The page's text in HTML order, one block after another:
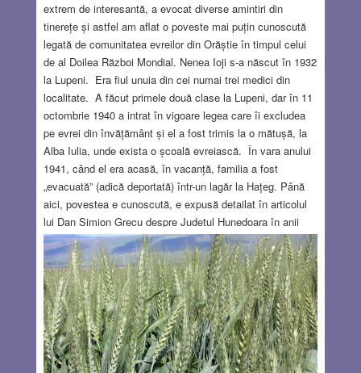
extrem de interesantă, a evocat diverse amintiri din
tinerețe și astfel am aflat o poveste mai puțin cunoscută
legată de comunitatea evreilor din Orăștie în timpul celui
de al Doilea Război Mondial. Nenea Ioji s-a născut în 1932
la Lupeni. Era fiul unuia din cei numai trei medici din
localitate. A făcut primele două clase la Lupeni, dar în 11
octombrie 1940 a intrat în vigoare legea care îi excludea
pe evrei din învățământ și el a fost trimis la o mătușă, la
Alba Iulia, unde exista o școală evreiască. În vara anului
1941, când el era acasă, în vacanță, familia a fost
„evacuată” (adică deportată) într-un lagăr la Hațeg. Până
aici, povestea e cunoscută, e expusă detailat în articolul
lui Dan Simion Grecu despre Județul Hunedoara în anii
1939-49. (1) În iunie 1941, Antonescu a ordonat ca toți
evreii să fie concentrați în reședințele de județe. La
început, unii au fost exceptați (bătrâni, invalizi sau
persoane indispensabile, de exemplu medici), mulți dintre
aceștia au fost luați mai târziu, în octombrie. Problema
era că Deva, reședința județului, este un oraș destul de
mic, astfel încât evreii au fost adunați în trei centre: Deva,
Ilia și Hațeg.
Read more…